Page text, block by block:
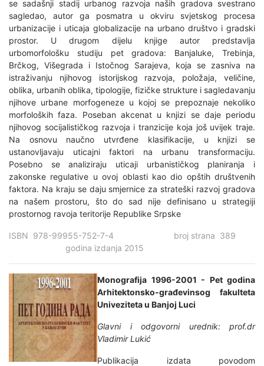
se sadašnji stadij urbanog razvoja naših gradova svestrano
sagledao, autor ga posmatra u okviru svjetskog procesa
urbanizacije i uticaja globalizacije na urbano društvo i gradski
prostor. U drugom dijelu knjige autor predstavlja
urbomorfološku studiju pet gradova: Banjaluke, Trebinja,
Brčkog, Višegrada i Istočnog Sarajeva, koja se zasniva na
istraživanju njihovog istorijskog razvoja, položaja, veličine,
oblika, urbanih oblika, tipologije, fizičke strukture i sagledavanju
njihove urbane morfogeneze u kojoj se prepoznaje nekoliko
morfoloških faza. Poseban akcenat u knjizi se daje periodu
njihovog socijalističkog razvoja i tranzicije koja još uvijek traje.
Na osnovu naučno utvrđene klasifikacije, u knjizi se
ustanovljavaju uticajni faktori na urbanu transformaciju.
Posebno se analiziraju uticaji urbanističkog planiranja i
zakonske regulative u ovoj oblasti kao dio opštih društvenih
faktora. Na kraju se daju smjernice za strateški razvoj gradova
na našem prostoru, što do sad nije definisano u strategiji
prostornog ravoja teritorije Republike Srpske
ISBN 978-99955-752-7-4 broj strana 389
godina izdanja 2015
Monografija 1996-2001 - Pet godina
Arhitektonsko-građevinsog fakulteta
Univeziteta u Banjoj Luci
Glavni i odgovorni urednik: prof.dr
Vladimir Lukić
Publikacija izdata povodom